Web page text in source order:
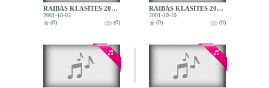
RAIBĀS KLASĪTES 2001.10.03.
2001-10-03
(0)
(0)
RAIBĀS KLASĪTES 2001.10.10.
2001-10-10
(0)
(0)